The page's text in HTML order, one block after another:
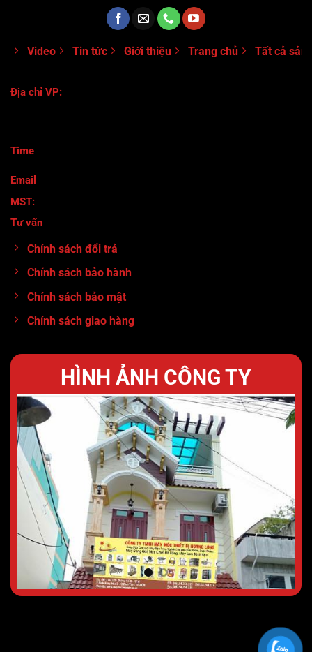
Video Tin tức Giới thiệu Trang chủ Tất cả sản
Địa chỉ VP:
Time
Email
MST:
Tư vấn
Chính sách đổi trả
Chính sách bảo hành
Chính sách bảo mật
Chính sách giao hàng
HÌNH ẢNH CÔNG TY